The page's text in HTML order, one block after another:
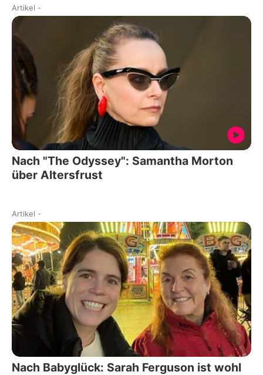
Artikel -
Nach "The Odyssey": Samantha Morton
über Altersfrust
Artikel -
Nach Babyglück: Sarah Ferguson ist wohl